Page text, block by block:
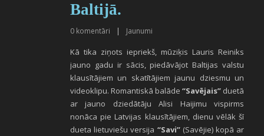
Baltijā.
0 komentāri | Jaunumi
Kā tika ziņots iepriekš, mūziķis Lauris Reiniks
jauno gadu ir sācis, piedāvājot Baltijas valstu
klausītājiem un skatītājiem jaunu dziesmu un
videoklipu. Romantiskā balāde “Savējais” duetā
ar jauno dziedātāju Alisi Haijimu vispirms
nonāca pie Latvijas klausītājiem, dienu vēlāk šī
dueta lietuviešu versija “Savi” (Savējie) kopā ar